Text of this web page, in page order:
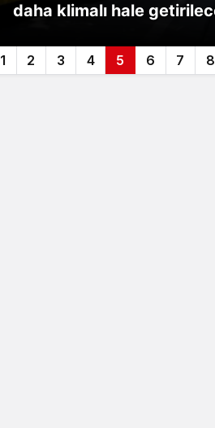
daha klimalı hale
1 2 3 4 5 6 7 8